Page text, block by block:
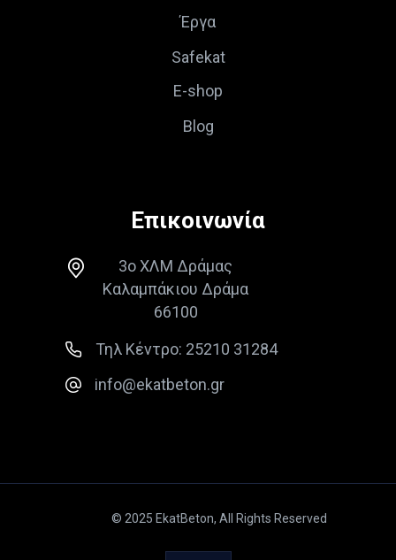
Έργα
Safekat
E-shop
Blog
Επικοινωνία
3ο ΧΛΜ Δράμας
Καλαμπάκιου Δράμα
66100
Τηλ Κέντρο: 25210 31284
info@ekatbeton.gr
© 2025 EkatBeton, All Rights Reserved